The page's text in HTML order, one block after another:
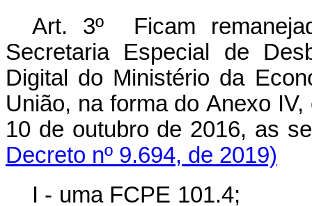
Art. 3º Ficam
Secretaria Especial de
Digital do Ministério da
União, na forma do Anexo
10 de outubro de 2016, as
Decreto nº 9.694, de 2019)
I - uma FCPE